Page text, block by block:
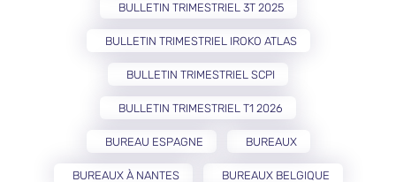
BULLETIN TRIMESTRIEL 3T 2025
BULLETIN TRIMESTRIEL IROKO ATLAS
BULLETIN TRIMESTRIEL SCPI
BULLETIN TRIMESTRIEL T1 2026
BUREAU ESPAGNE BUREAUX
BUREAUX À NANTES BUREAUX BELGIQUE